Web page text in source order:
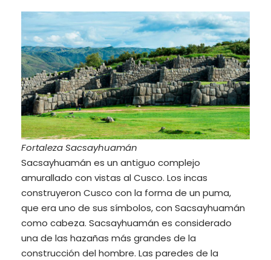
Fortaleza Sacsayhuamán
Sacsayhuamán es un antiguo complejo
amurallado con vistas al Cusco. Los incas
construyeron Cusco con la forma de un puma,
que era uno de sus símbolos, con Sacsayhuamán
como cabeza. Sacsayhuamán es considerado
una de las hazañas más grandes de la
construcción del hombre. Las paredes de la